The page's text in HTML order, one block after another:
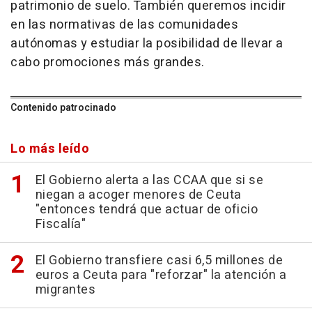
patrimonio de suelo. También queremos incidir
en las normativas de las comunidades
autónomas y estudiar la posibilidad de llevar a
cabo promociones más grandes.
Contenido patrocinado
Lo más leído
El Gobierno alerta a las CCAA que si se
niegan a acoger menores de Ceuta
"entonces tendrá que actuar de oficio
Fiscalía"
El Gobierno transfiere casi 6,5 millones de
euros a Ceuta para "reforzar" la atención a
migrantes